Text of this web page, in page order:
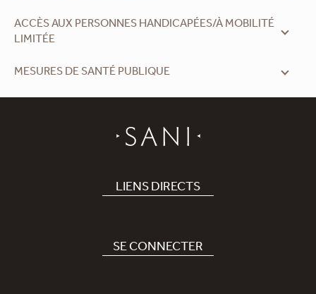
ACCÈS AUX PERSONNES HANDICAPÉES/À MOBILITÉ
LIMITÉE
MESURES DE SANTÉ PUBLIQUE
LIENS DIRECTS
Recrutement
SE CONNECTER